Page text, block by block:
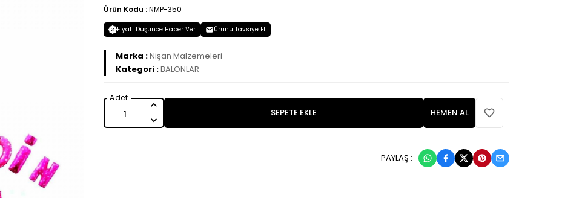
Ürün Kodu :NMP-350
Fiyatı Düşünce Haber Ver Ürünü Tavsiye Et
Marka :Nişan Malzemeleri
Kategori :BALONLAR
SEPETE EKLE HEMEN AL
PAYLAŞ :